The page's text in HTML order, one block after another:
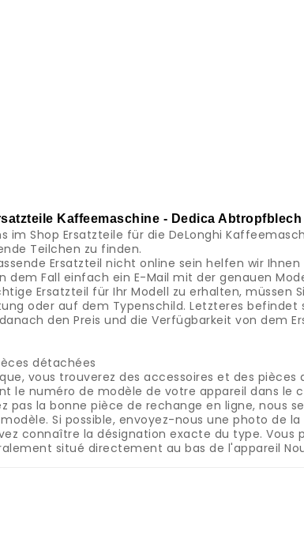
Kaffeemaschine - Dedica Abtropfblech
im Shop Ersatzteile für die DeLonghi
Teilchen zu finden.
Ersatzteil nicht online sein helfen wir
dem Fall einfach ein E-Mail mit der genauen
Ersatzteil für Ihr Modell zu erhalten, müssen
oder auf dem Typenschild. Letzteres
den Preis und die Verfügbarkeit von dem
détachées
vous trouverez des accessoires et des pièces
le numéro de modèle de votre appareil dans
pas la bonne pièce de rechange en ligne, nous
Si possible, envoyez-nous une photo de
connaître la désignation exacte du type. Vous
situé directement au bas de l'appareil